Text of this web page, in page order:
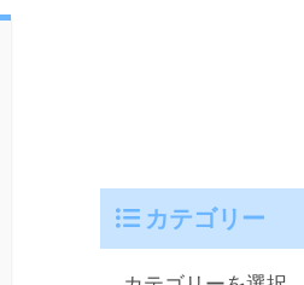
カテゴリー